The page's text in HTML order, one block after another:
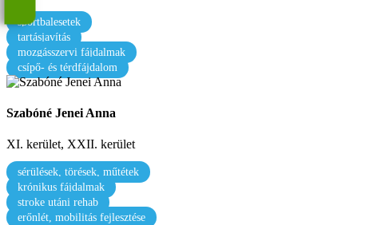
sportbalesetek
tartásjavítás
mozgásszervi fájdalmak
csípő- és térdfájdalom
Szabóné Jenei Anna
XI. kerület, XXII. kerület
sérülések, törések, műtétek
krónikus fájdalmak
stroke utáni rehab
erőnlét, mobilitás fejlesztése